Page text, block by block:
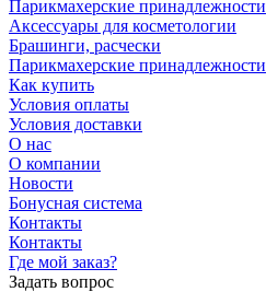
Парикмахерские принадлежности
Аксессуары для косметологии
Брашинги, расчески
Парикмахерские принадлежности
Как купить
Условия оплаты
Условия доставки
О нас
О компании
Новости
Бонусная система
Контакты
Контакты
Где мой заказ?
Задать вопрос